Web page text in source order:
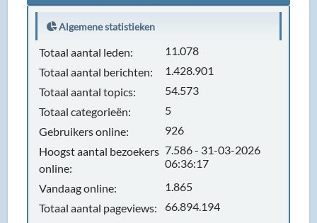
Algemene statistieken
Totaal aantal leden:
11.078
Totaal aantal berichten:
1.428.901
Totaal aantal topics:
54.573
Totaal categorieën:
5
Gebruikers online:
926
Hoogst aantal bezoekers
online:
7.586 - 31-03-2026
06:36:17
Vandaag online:
1.865
Totaal aantal pageviews:
66.894.194